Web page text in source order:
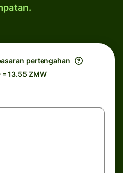
pertengahan
= 13.55 ZMW